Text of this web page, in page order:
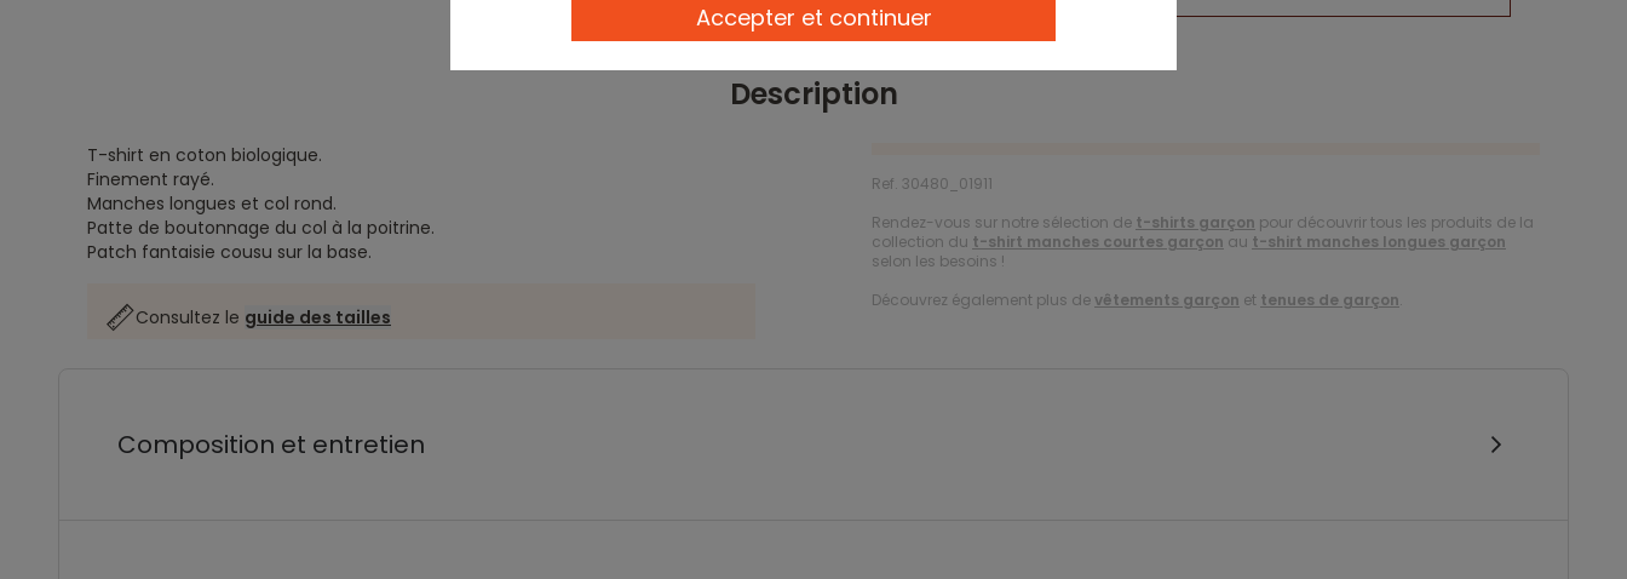
Description
T-shirt en coton biologique.
Finement rayé.
Manches longues et col rond.
Patte de boutonnage du col à la poitrine.
Patch fantaisie cousu sur la base.
Consultez le guide des tailles
Ref. 30480_01911
Rendez-vous sur notre sélection de t-shirts garçon pour découvrir tous les produits de la
collection du t-shirt manches courtes garçon au t-shirt manches longues garçon
selon les besoins !
Découvrez également plus devêtements garçon et tenues de garçon.
Composition et entretien
Accepter et continuer